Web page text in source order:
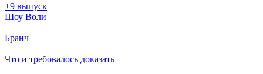
+9 выпуск
Шоу Воли
Бранч
Что и требовалось доказать